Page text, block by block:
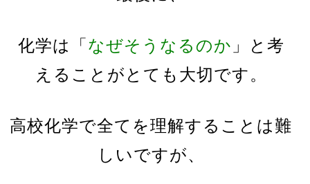
化学は「 なぜそうなるのか 」と考
えることがとても大切です。
高校化学で全てを理解することは難
しいですが、